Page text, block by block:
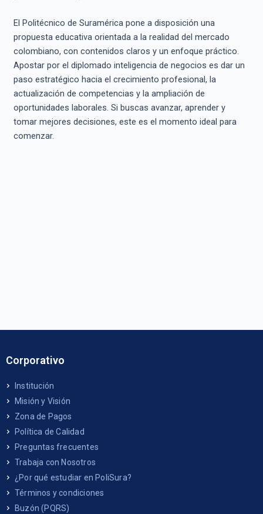
El Politécnico de Suramérica pone a disposición una
propuesta educativa orientada a la realidad del mercado
colombiano, con contenidos claros y un enfoque práctico.
Apostar por el diplomado inteligencia de negocios es dar un
paso estratégico hacia el crecimiento profesional, la
actualización de competencias y la ampliación de
oportunidades laborales. Si buscas avanzar, aprender y
tomar mejores decisiones, este es el momento ideal para
comenzar.
Corporativo
Institución
Misión y Visión
Zona de Pagos
Política de Calidad
Preguntas frecuentes
Trabaja con Nosotros
¿Por qué estudiar en PoliSura?
Términos y condiciones
Buzón (PQRS)